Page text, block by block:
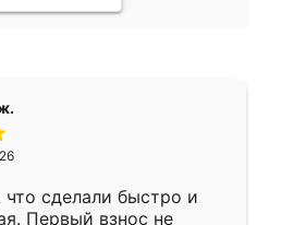
сделали быстро и
Первый взнос не